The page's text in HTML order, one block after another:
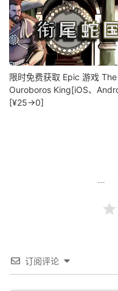
限时免费获取 Epic 游戏 The
Ouroboros King[iOS、
[¥25→0]
订阅评论